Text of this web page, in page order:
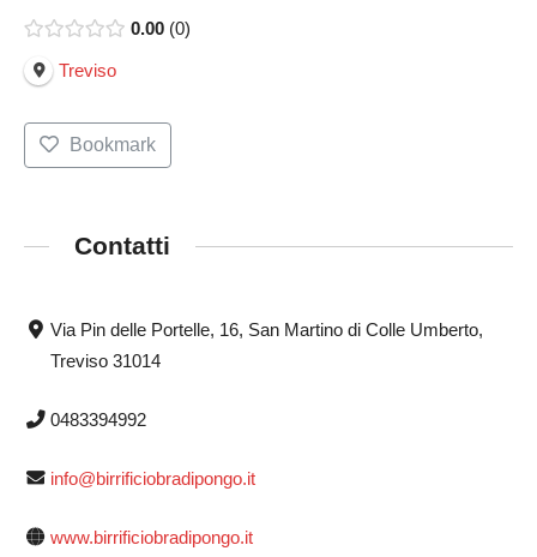
0.00 0
Treviso
Bookmark
Contatti
Via Pin delle Portelle, 16, San Martino di Colle Umberto,
Treviso 31014
0483394992
info@birrificiobradipongo.it
www.birrificiobradipongo.it